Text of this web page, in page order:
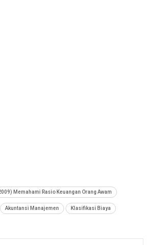
Memahami Rasio Keuangan Orang Awam
Akuntansi Manajemen Klasifikasi Biaya